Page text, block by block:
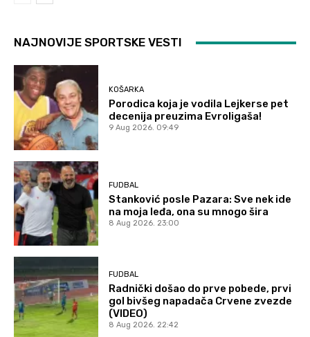
NAJNOVIJE SPORTSKE VESTI
KOŠARKA
Porodica koja je vodila Lejkerse pet
decenija preuzima Evroligaša!
9 Aug 2026. 09:49
FUDBAL
Stanković posle Pazara: Sve nek ide
na moja leđa, ona su mnogo šira
8 Aug 2026. 23:00
FUDBAL
Radnički došao do prve pobede, prvi
gol bivšeg napadača Crvene zvezde
(VIDEO)
8 Aug 2026. 22:42